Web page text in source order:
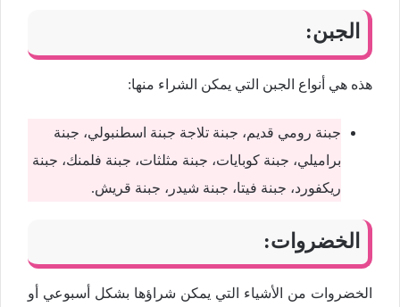
الجبن:
هذه هي أنواع الجبن التي يمكن الشراء منها:
جبنة رومي قديم، جبنة تلاجة جبنة اسطنبولي، جبنة
براميلي، جبنة كوبايات، جبنة مثلثات، جبنة فلمنك، جبنة
ريكفورد، جبنة فيتا، جبنة شيدر، جبنة قريش.
الخضروات:
الخضروات من الأشياء التي يمكن شراؤها بشكل أسبوعي أو